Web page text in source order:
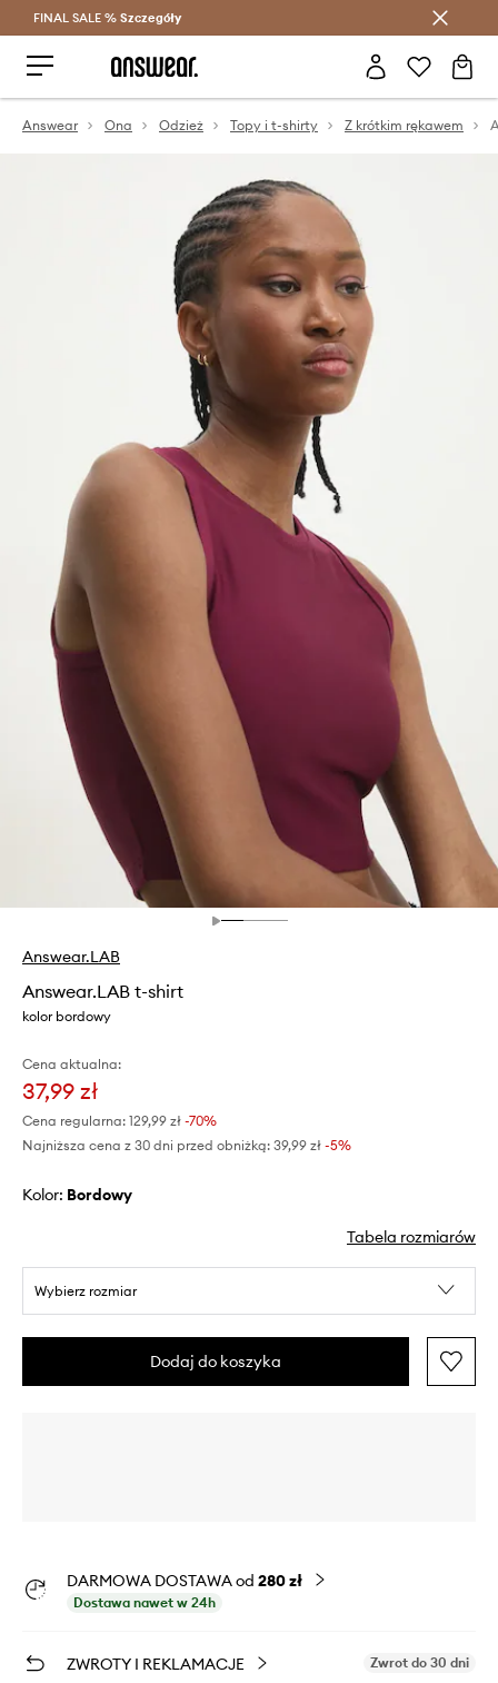
Oszczędzaj z Answear Club >
FINAL SALE % Szczegóły
Answear Ona Odzież Topy i t-shirty Z krótkim rękawem
Answear.LAB
Answear.LAB t-shirt
kolor bordowy
Cena aktualna:
37,99 zł
Cena regularna: 129,99 zł -70%
Najniższa cena z 30 dni przed obniżką: 39,99 zł -5%
Kolor: bordowy
Tabela rozmiarów
Wybierz rozmiar
Dodaj do koszyka
DARMOWA DOSTAWA od 280 zł
Dostawa nawet w 24h
ZWROTY I REKLAMACJE Zwrot do 30 dni